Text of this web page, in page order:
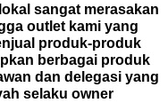
sangat merasakan
outlet kami yang
produk-produk
berbagai produk
dan delegasi yang
selaku owner